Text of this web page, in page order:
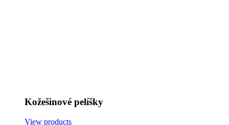
Kožešinové pelíšky
View products